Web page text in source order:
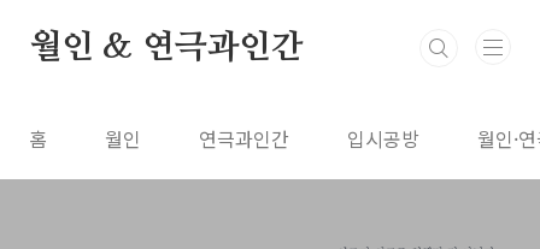
월인 & 연극과인간
홈 월인 연극과인간 입시공방 월인·